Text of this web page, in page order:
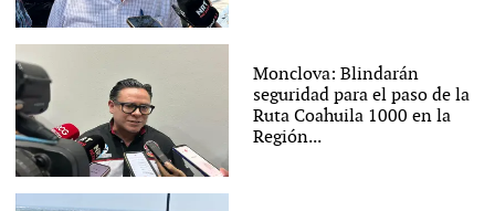
Monclova: Blindarán
seguridad para el paso de la
Ruta Coahuila 1000 en la
Región...